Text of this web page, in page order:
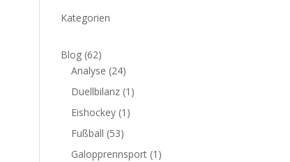
Kategorien
Blog (62)
Analyse (24)
Duellbilanz (1)
Eishockey (1)
Fußball (53)
Galopprennsport (1)